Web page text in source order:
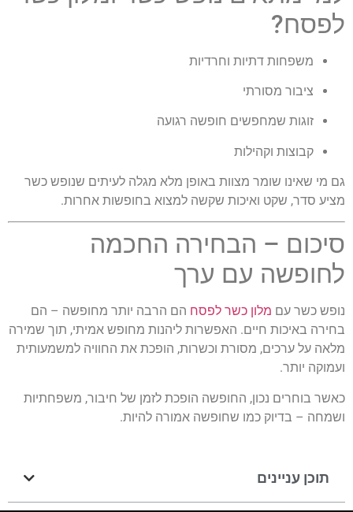
לפסח?
משפחות דתיות וחרדיות
ציבור מסורתי
זוגות שמחפשים חופשה רגועה
קבוצות וקהילות
גם מי שאינו שומר מצוות באופן מלא מגלה לעיתים שנופש כשר
מציע סדר, שקט ואיכות שקשה למצוא בחופשות אחרות.
סיכום – הבחירה החכמה
לחופשה עם ערך
נופש כשר עם מלון כשר לפסח הם הרבה יותר מחופשה – הם
בחירה באיכות חיים. האפשרות ליהנות מחופש אמיתי, תוך שמירה
מלאה על ערכים, מסורת וכשרות, הופכת את החוויה למשמעותית
ועמוקה יותר.
כאשר בוחרים נכון, החופשה הופכת לזמן של חיבור, משפחתיות
ושמחה – בדיוק כמו שחופשה אמורה להיות.
תוכן עניינים